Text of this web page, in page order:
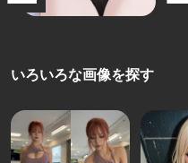
いろいろな画像を探す